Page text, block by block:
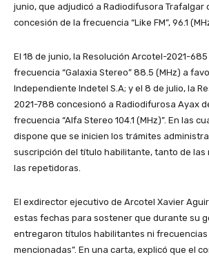
junio, que adjudicó a Radiodifusora Trafalgar
concesión de la frecuencia “Like FM”, 96.1
El 18 de junio, la Resolución Arcotel-2021-
frecuencia “Galaxia Stereo” 88.5 (MHz) a
Independiente Indetel S.A; y el 8 de julio, la
2021-788 concesionó a Radiodifurosa Ayax
frecuencia “Alfa Stereo 104.1 (MHz)”. En las
dispone que se inicien los trámites
suscripción del título habilitante, tanto de las
las repetidoras.
El exdirector ejecutivo de Arcotel Xavier
estas fechas para sostener que durante su
entregaron títulos habilitantes ni frecuencias
mencionadas”. En una carta, explicó que el